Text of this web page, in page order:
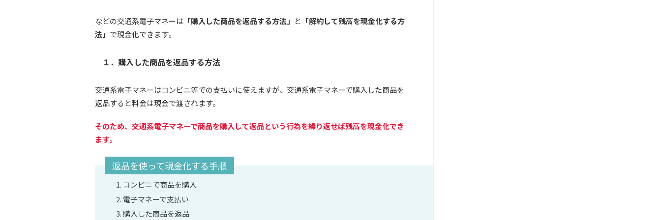
などの交通系電子マネーは 「購入した商品を返品する方法」 と 「解約して残高を現金化する方
法」 で現金化できます。
１．購入した商品を返品する方法
交通系電子マネーはコンビニ等での支払いに使えますが、交通系電子マネーで購入した商品を
返品すると料金は現金で渡されます。
そのため、交通系電子マネーで商品を購入して返品という行為を繰り返せば残高を現金化でき
ます。
返品を使って現金化する手順
コンビニで商品を購入
電子マネーで支払い
購入した商品を返品